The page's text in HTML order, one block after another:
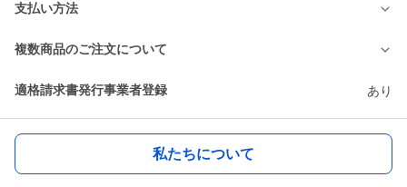
支払い方法
複数商品のご注文について
適格請求書発行事業者登録 あり
私たちについて